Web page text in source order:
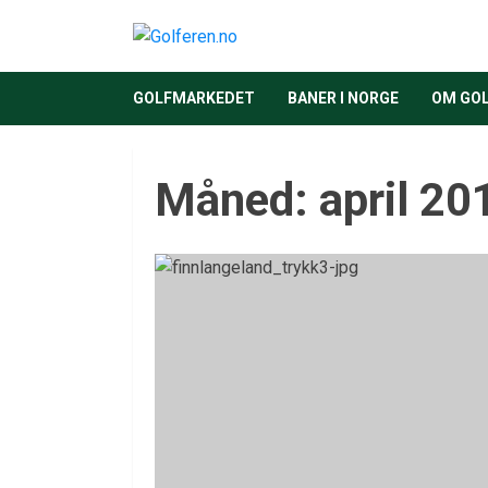
GOLFMARKEDET BANER I NORGE OM
Måned: april